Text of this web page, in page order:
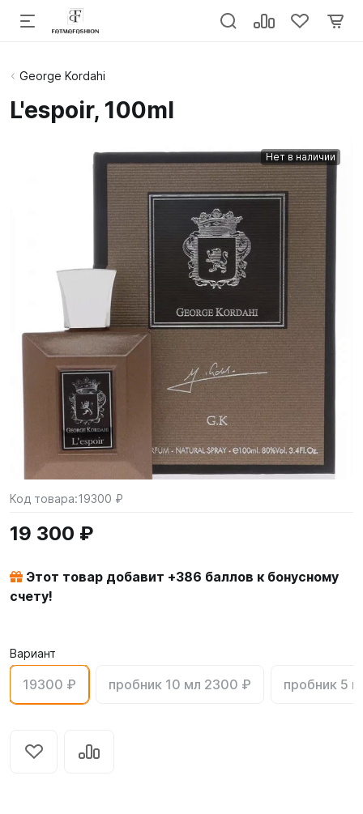
George Kordahi
L'espoir, 100ml
Нет в наличии
Код товара:19300 ₽
19 300 ₽
Этот товар добавит +386 баллов к бонусному
счету!
Вариант
19300 ₽ пробник 10 мл 2300 ₽ пробник 5